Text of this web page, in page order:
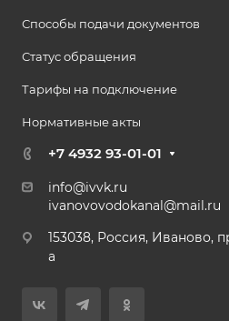
Способы подачи документов
Статус обращения
Тарифы на подключение
Нормативные акты
+7 4932 93-01-01
info@ivvk.ru
ivanovovodokanal@mail.ru
153038, Россия, Иваново,
а